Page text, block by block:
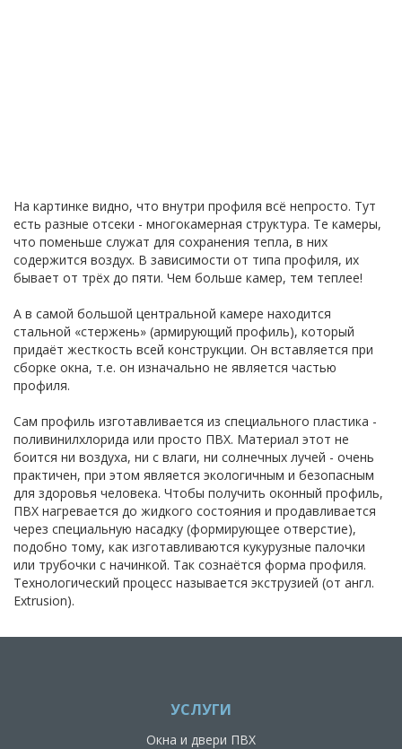
На картинке видно, что внутри профиля всё непросто. Тут
есть разные отсеки - многокамерная структура. Те камеры,
что поменьше служат для сохранения тепла, в них
содержится воздух. В зависимости от типа профиля, их
бывает от трёх до пяти. Чем больше камер, тем теплее!
А в самой большой центральной камере находится
стальной «стержень» (армирующий профиль), который
придаёт жесткость всей конструкции. Он вставляется при
сборке окна, т.е. он изначально не является частью
профиля.
Сам профиль изготавливается из специального пластика -
поливинилхлорида или просто ПВХ. Материал этот не
боится ни воздуха, ни с влаги, ни солнечных лучей - очень
практичен, при этом является экологичным и безопасным
для здоровья человека. Чтобы получить оконный профиль,
ПВХ нагревается до жидкого состояния и продавливается
через специальную насадку (формирующее отверстие),
подобно тому, как изготавливаются кукурузные палочки
или трубочки с начинкой. Так сознаётся форма профиля.
Технологический процесс называется экструзией (от англ.
Extrusion).
УСЛУГИ
Окна и двери ПВХ